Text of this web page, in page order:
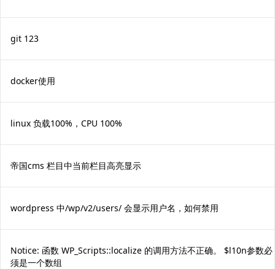
git 123
docker使用
linux 负载100%，CPU 100%
帝国cms 栏目中当前栏目高亮显示
wordpress 中/wp/v2/users/ 会显示用户名，如何禁用
Notice: 函数 WP_Scripts::localize 的调用方法不正确。 $l10n参数必
须是一个数组